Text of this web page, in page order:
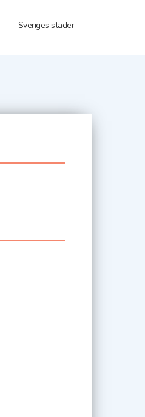
Sveriges städer